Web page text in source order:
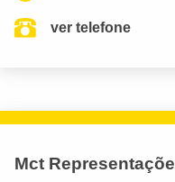
ver telefone
Mct